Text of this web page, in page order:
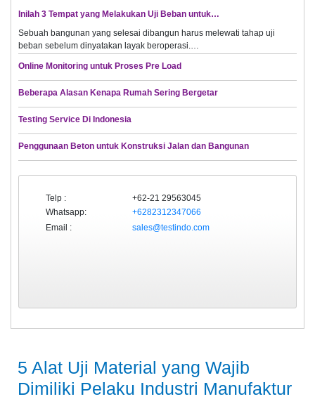
Inilah 3 Tempat yang Melakukan Uji Beban untuk…
Sebuah bangunan yang selesai dibangun harus melewati tahap uji
beban sebelum dinyatakan layak beroperasi.…
Online Monitoring untuk Proses Pre Load
Beberapa Alasan Kenapa Rumah Sering Bergetar
Testing Service Di Indonesia
Penggunaan Beton untuk Konstruksi Jalan dan Bangunan
Telp :
+62-21 29563045
Whatsapp:
+6282312347066
Email :
sales@testindo.com
5 Alat Uji Material yang Wajib
Dimiliki Pelaku Industri Manufaktur